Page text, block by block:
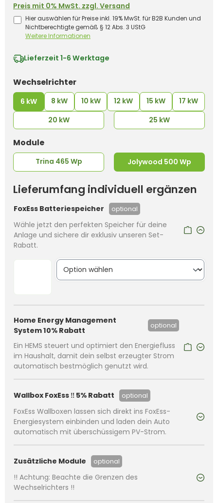
Preis mit 0% MwSt. zzgl. Versand
Hier auswählen für Preise inkl. 19% MwSt. für B2B Kunden und
Nichtberechtigte gemäß § 12 Abs. 3 UStG
Weitere Informationen
Lieferzeit 1-6 Werktage
Wechselrichterauswählen
6 kW 8 kW 10 kW 12 kW 15 kW
17 kW
20 kW
25 kW
Moduleauswählen
Trina 465 Wp Jolywood 500 Wp
Lieferumfang individuell ergänzen
FoxEss Batteriespeicher optional
Wähle jetzt den perfekten Speicher für deine
Anlage und sichere dir exklusiv unseren Set-
Rabatt.
Home Energy Management
System 10% Rabatt
optional
Ein HEMS steuert und optimiert den Energiefluss
im Haushalt, damit dein selbst erzeugter Strom
automatisch bestmöglich genutzt wird.
Wallbox FoxEss ‼️ 5% Rabatt optional
FoxEss Wallboxen lassen sich direkt ins FoxEss-
Energiesystem einbinden und laden dein Auto
automatisch mit überschüssigem PV-Strom.
Zusätzliche Module optional
!! Achtung: Beachte die Grenzen des
Wechselrichters !!